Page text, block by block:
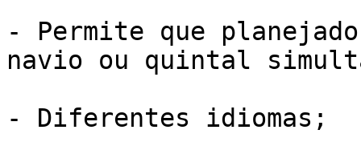
- Permite que
navio ou quintal
- Diferentes idiomas;